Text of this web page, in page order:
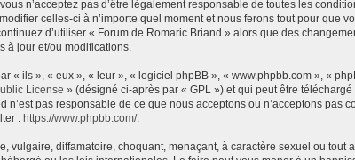
n’acceptez pas d’être légalement responsable de toutes les
celles-ci à n’importe quel moment et nous ferons tout pour que
d’utiliser « Forum de Romaric Briand » alors que des
à jour et/ou modifications.
« ils », « eux », « leur », « logiciel phpBB », « www.phpbb.com », «
License » (désigné ci-après par « GPL ») et qui peut être
pas responsable de ce que nous acceptons ou n’acceptons pas
: https://www.phpbb.com/.
vulgaire, diffamatoire, choquant, menaçant, à caractère sexuel ou tout